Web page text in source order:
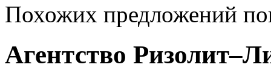
Похожих предложений
Агентство